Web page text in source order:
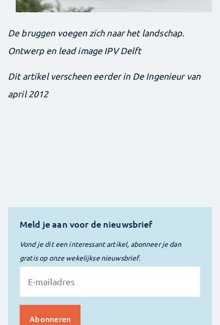
De bruggen voegen zich naar het landschap.
Ontwerp en lead image IPV Delft
​Dit artikel verscheen eerder in De Ingenieur van
april 2012
Meld je aan voor de nieuwsbrief
Vond je dit een interessant artikel, abonneer je dan
gratis op onze wekelijkse nieuwsbrief.